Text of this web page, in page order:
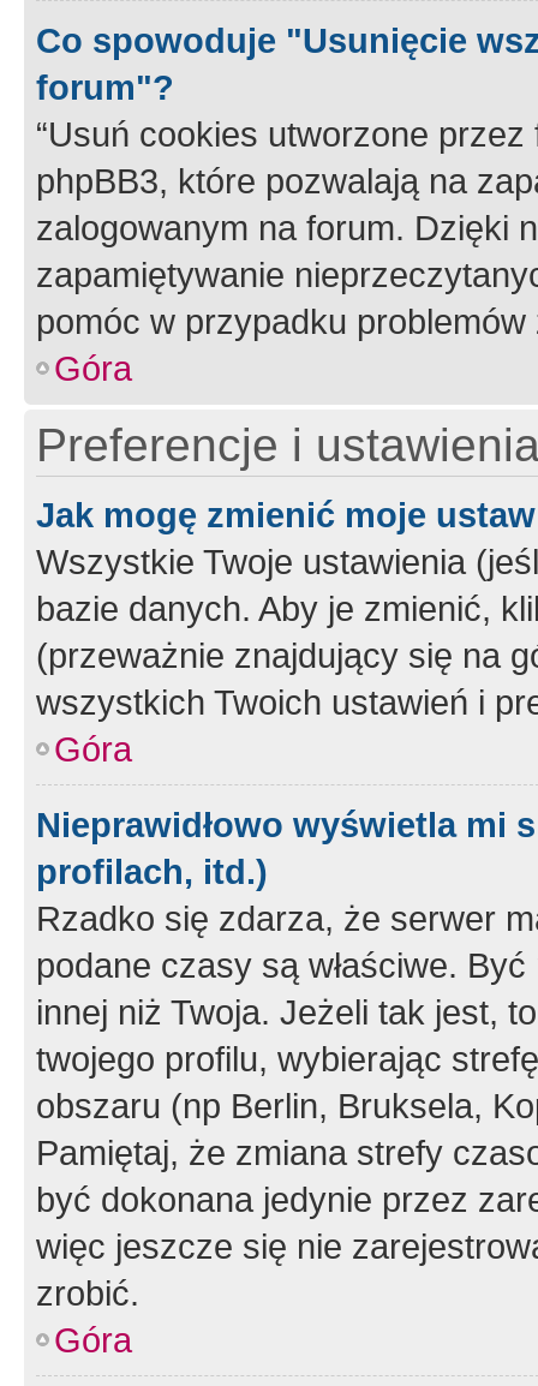
Co spowoduje "Usunięcie
forum"?
“Usuń cookies utworzone
phpBB3, które pozwalają na
zalogowanym na forum. Dzięki
zapamiętywanie
pomóc w przypadku
Góra
Preferencje i
Jak mogę zmienić moje
Wszystkie Twoje ustawienia
bazie danych. Aby je zmienić,
(przeważnie znajdujący się na
wszystkich Twoich ustawień i
Góra
Nieprawidłowo wyświetla mi
profilach, itd.)
Rzadko się zdarza, że serwer
podane czasy są właściwe.
innej niż Twoja. Jeżeli tak jest,
twojego profilu, wybierając
obszaru (np Berlin, Bruksela,
Pamiętaj, że zmiana strefy
być dokonana jedynie przez
więc jeszcze się nie
zrobić.
Góra